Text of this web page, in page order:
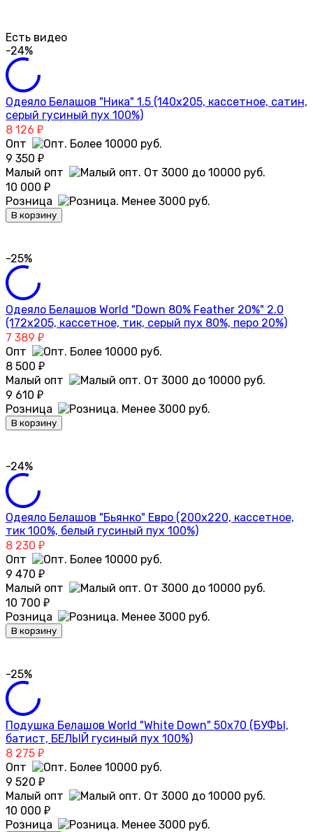
Есть видео
-24%
Одеяло Белашов "Ника" 1.5 (140х205, кассетное, сатин,
серый гусиный пух 100%)
8 126 ₽
Опт
9 350 ₽
Малый опт
10 000 ₽
Розница
В корзину
-25%
Одеяло Белашов World "Down 80% Feather 20%" 2.0
(172х205, кассетное, тик, серый пух 80%, перо 20%)
7 389 ₽
Опт
8 500 ₽
Малый опт
9 610 ₽
Розница
В корзину
-24%
Одеяло Белашов "Бьянко" Евро (200х220, кассетное,
тик 100%, белый гусиный пух 100%)
8 230 ₽
Опт
9 470 ₽
Малый опт
10 700 ₽
Розница
В корзину
-25%
Подушка Белашов World "White Down" 50х70 (БУФЫ,
батист, БЕЛЫЙ гусиный пух 100%)
8 275 ₽
Опт
9 520 ₽
Малый опт
10 000 ₽
Розница